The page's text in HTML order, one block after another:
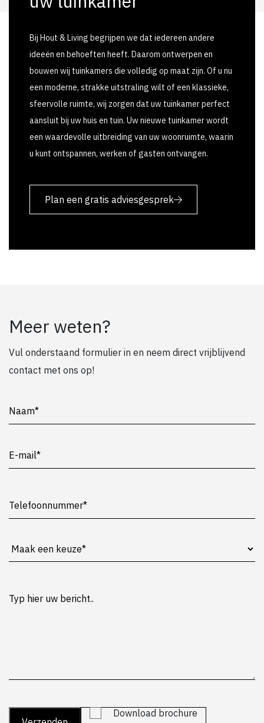
Bij Hout & Living begrijpen we dat iedereen andere
ideeën en behoeften heeft. Daarom ontwerpen en
bouwen wij tuinkamers die volledig op maat zijn. Of u nu
een moderne, strakke uitstraling wilt of een klassieke,
sfeervolle ruimte, wij zorgen dat uw tuinkamer perfect
aansluit bij uw huis en tuin. Uw nieuwe tuinkamer wordt
een waardevolle uitbreiding van uw woonruimte, waarin
u kunt ontspannen, werken of gasten ontvangen.
Plan een gratis adviesgesprek
Meer weten?
Vul onderstaand formulier in en neem direct vrijblijvend
contact met ons op!
Download brochure